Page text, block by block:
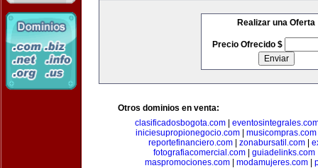
Realizar una Oferta
Precio Ofrecido $
Otros dominios en venta:
clasificadosbogota.com
iniciesupropionegocio.com
musicompras.com
reportefinanciero.com| zonabursatil.com|
fotografiacomercial.com
guiadelinks.com
maspromociones.com
modamujeres.com